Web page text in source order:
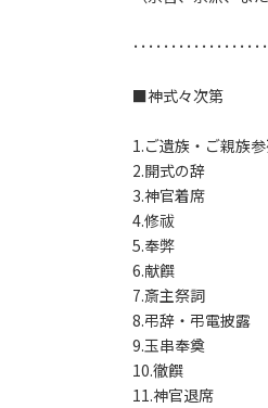
････････････････
■神式々次第
1.ご遺族・ご親族
2.開式の辞
3.神官着席
4.修祓
5.奉弊
6.献饌
7.斎主祭詞
8.弔辞・弔電披露
9.玉串奉奠
10.徹饌
11.神官退席